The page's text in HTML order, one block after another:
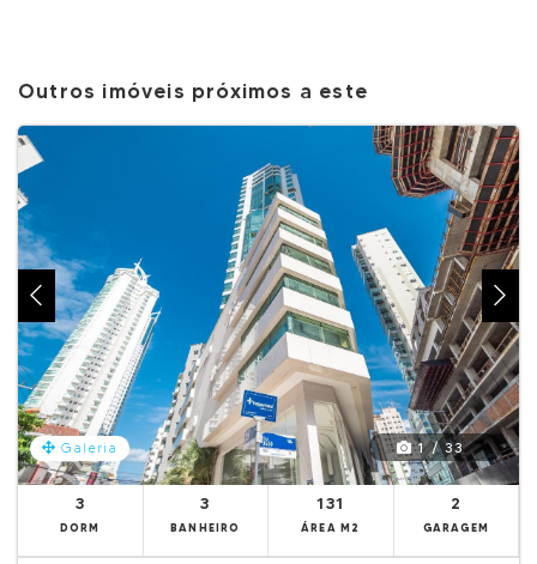
Outros imóveis próximos a este
Galeria 1 / 33
3
DORM
3
BANHEIRO
131
ÁREA M2
2
GARAGEM